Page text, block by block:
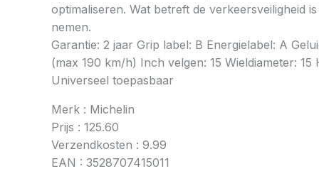
optimaliseren. Wat betreft de verkeersveiligheid
nemen.
Garantie: 2 jaar Grip label: B Energielabel: A
(max 190 km/h) Inch velgen: 15 Wieldiameter: 15
Universeel toepasbaar
Merk : Michelin
Prijs : 125.60
Verzendkosten : 9.99
EAN : 3528707415011